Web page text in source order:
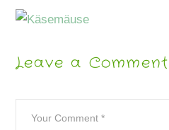
Leave a Comment